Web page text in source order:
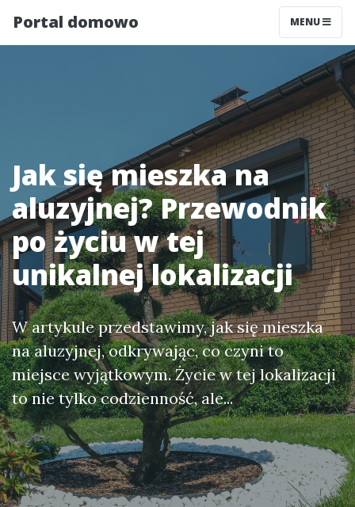
Portal domowo MENU
Jak się mieszka na
aluzyjnej? Przewodnik
po życiu w tej
unikalnej lokalizacji
W artykule przedstawimy, jak się mieszka
na aluzyjnej, odkrywając, co czyni to
miejsce wyjątkowym. Życie w tej lokalizacji
to nie tylko codzienność, ale...